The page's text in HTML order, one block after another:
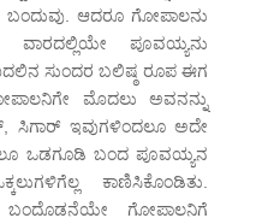
ಬಂದುವು. ಆದರೂ ಗೋಪಾಲನು
ವಾರದಲ್ಲಿಯೇ ಪೂವಯ್ಯನು
ಸುಂದರ ಬಲಿಷ್ಠ ರೂಪ ಈಗ
ಮೊದಲು ಅವನನ್ನು
ಸಿಗಾರ್ ಇವುಗಳಿಂದಲೂ ಅದೇ
ಒಡಗೂಡಿ ಬಂದ ಪೂವಯ್ಯನ
ಕಾಣಿಸಿಕೊಂಡಿತು.
ಬಂದೊಡನೆಯೇ ಗೋಪಾಲನಿಗೆ